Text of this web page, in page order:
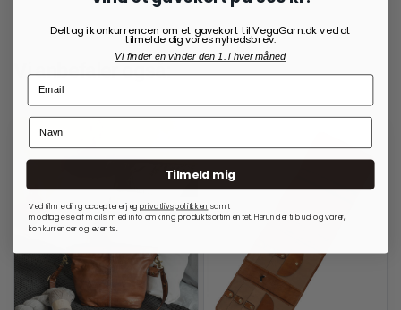
Vi anbefaler også:
Deltag i konkurrencen om et gavekort til VegaGarn.dk ved at
tilmelde dig vores nyhedsbrev.
Vi finder en vinder den 1. i hver måned
Tilmeld mig
Ved tilmelding accepterer jegprivatlivspolitkken samt
modtagelse af mails med info omkring produktsortimentet. Herunder tilbud og varer,
konkurrencer og events.